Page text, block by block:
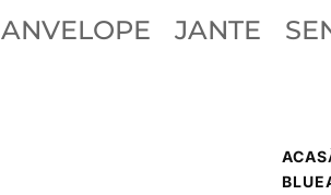
ANVELOPE JANTE